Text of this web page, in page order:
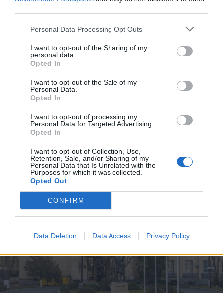
Personal Data Processing Opt Outs
I want to opt-out of the Sharing of my
personal data.
Opted In
I want to opt-out of the Sale of my
Personal Data.
Opted In
I want to opt-out of processing my
Personal Data for Targeted Advertising.
Opted In
I want to opt-out of Collection, Use,
Retention, Sale, and/or Sharing of my
Personal Data that Is Unrelated with the
Purposes for which it was collected.
Opted Out
CONFIRM
Data Deletion Data Access Privacy Policy
2026. augusztus 08., szombat
Putyin egy NATO-tagállam
hírszerzés szerint